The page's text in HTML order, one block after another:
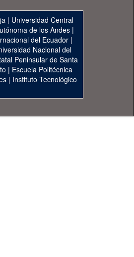
| Universidad Central
de los Andes|
del Ecuador|
Nacional del
Peninsular de Santa
| Escuela Politécnica
| Instituto Tecnológico